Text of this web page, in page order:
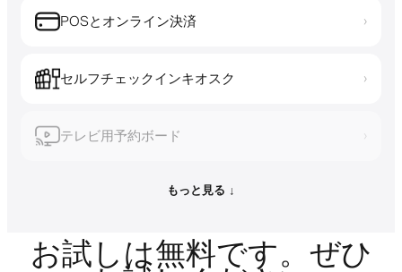
POSとオンライン決済 ›
セルフチェックインキオスク ›
テレビ用予約ボード ›
もっと見る ↓
お試しは無料です。ぜひ